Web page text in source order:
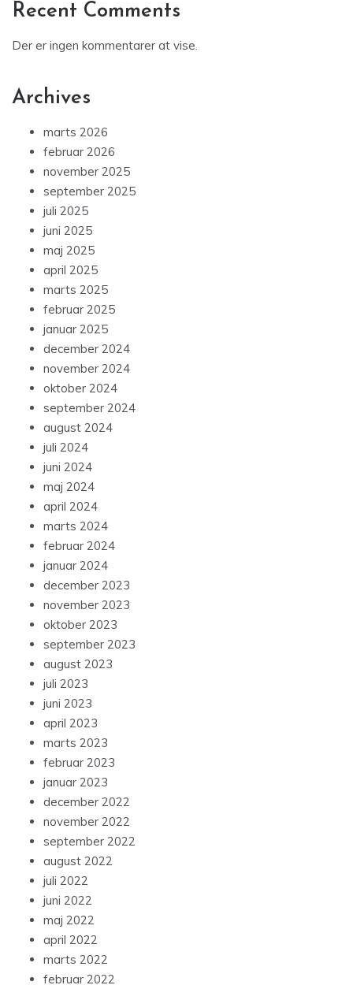
Recent Comments
Der er ingen kommentarer at vise.
Archives
marts 2026
februar 2026
november 2025
september 2025
juli 2025
juni 2025
maj 2025
april 2025
marts 2025
februar 2025
januar 2025
december 2024
november 2024
oktober 2024
september 2024
august 2024
juli 2024
juni 2024
maj 2024
april 2024
marts 2024
februar 2024
januar 2024
december 2023
november 2023
oktober 2023
september 2023
august 2023
juli 2023
juni 2023
april 2023
marts 2023
februar 2023
januar 2023
december 2022
november 2022
september 2022
august 2022
juli 2022
juni 2022
maj 2022
april 2022
marts 2022
februar 2022